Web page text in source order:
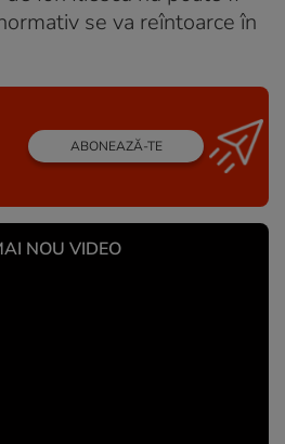
se va reîntoarce în
ABONEAZĂ-TE
NOU VIDEO